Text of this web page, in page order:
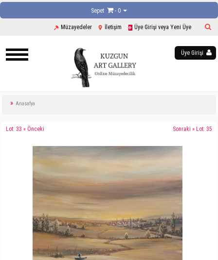
Sepet - 0
Müzayedeler İletişim Üye Girişi veya Yeni Üye
Üye Girişi
Anasafya
Lot: 33 « Önceki Sonraki » Lot: 35